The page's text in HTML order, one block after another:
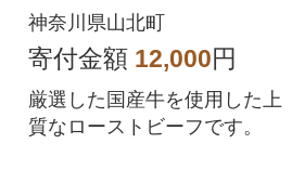
き】
神奈川県山北町
寄付金額 12,000円
厳選した国産牛を使用した上
質なローストビーフです。